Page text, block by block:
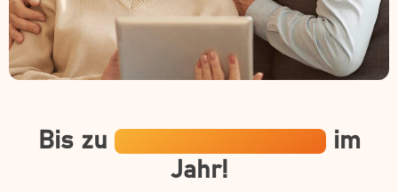
Bis zu 19.419 € Zuschüsseim
Jahr!